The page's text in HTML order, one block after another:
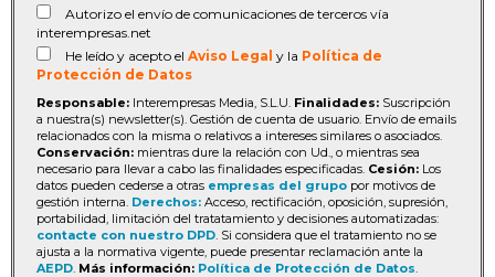
Autorizo el envío de comunicaciones de terceros vía
interempresas.net
He leído y acepto el Aviso Legal y la Política de
Protección de Datos
Responsable: Interempresas Media, S.L.U. Finalidades: Suscripción
a nuestra(s) newsletter(s). Gestión de cuenta de usuario. Envío de emails
relacionados con la misma o relativos a intereses similares o asociados.
Conservación: mientras dure la relación con Ud., o mientras sea
necesario para llevar a cabo las finalidades especificadas. Cesión: Los
datos pueden cederse a otras empresas del grupo por motivos de
gestión interna. Derechos: Acceso, rectificación, oposición, supresión,
portabilidad, limitación del tratatamiento y decisiones automatizadas:
contacte con nuestro DPD . Si considera que el tratamiento no se
ajusta a la normativa vigente, puede presentar reclamación ante la
AEPD Más información: Política de Protección de Datos